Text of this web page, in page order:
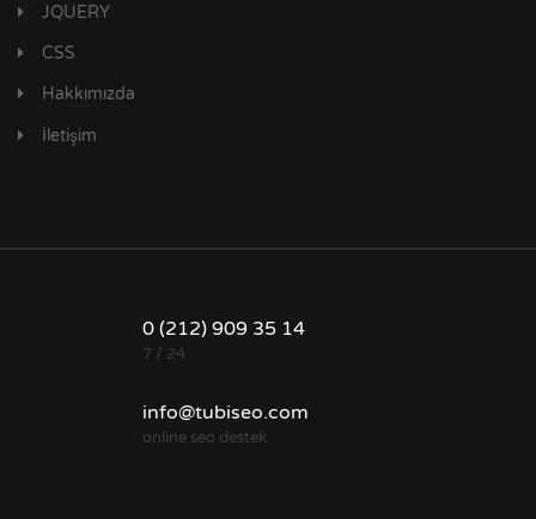
JQUERY
CSS
Hakkımızda
İletişim
0 (212) 909 35 14
7 / 24
info@tubiseo.com
online seo destek